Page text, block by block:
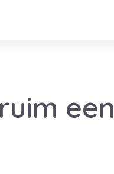
een